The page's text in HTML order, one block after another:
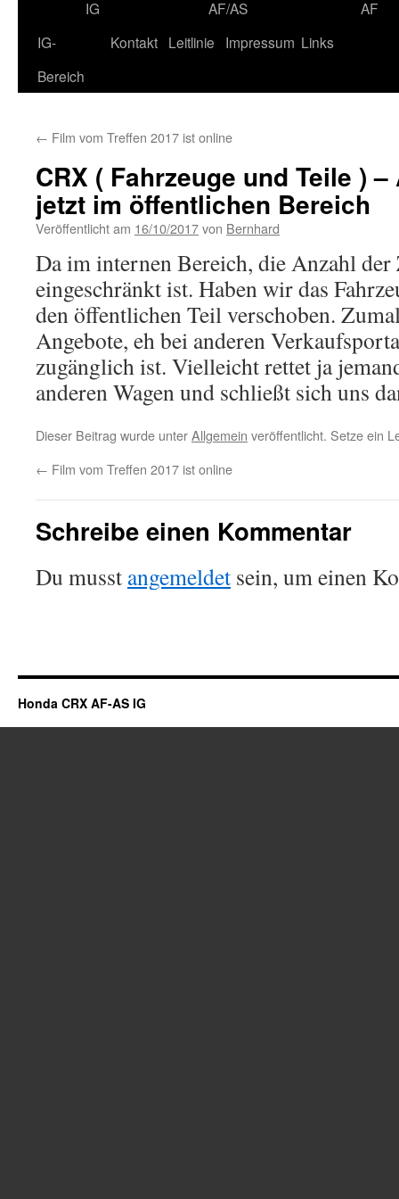
IG
AF/AS
AF
IG-
Bereich
Kontakt Leitlinie Impressum Links
← Film vom Treffen 2017 ist online
CRX ( Fahrzeuge und Teile )
jetzt im öffentlichen Bereich
Veröffentlicht am 16/10/2017von Bernhard
Da im internen Bereich, die Anzahl
eingeschränkt ist. Haben wir das
den öffentlichen Teil verschoben.
Angebote, eh bei anderen
zugänglich ist. Vielleicht rettet ja
anderen Wagen und schließt sich uns
Dieser Beitrag wurde unterAllgemein veröffentlicht. Setze ein
← Film vom Treffen 2017 ist online
Schreibe einen Kommentar
Du musst angemeldet sein, um einen
Honda CRX AF-AS IG